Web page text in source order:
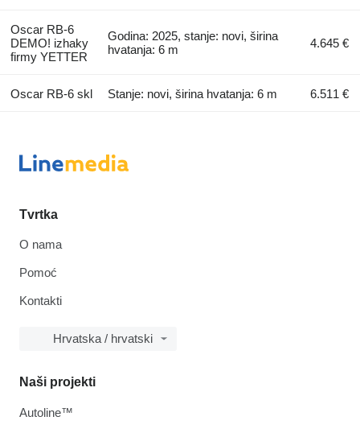
Oscar RB-6
DEMO! izhaky
firmy YETTER
Godina: 2025, stanje: novi, širina
hvatanja: 6 m
4.645 €
Oscar RB-6 skl Stanje: novi, širina hvatanja: 6 m 6.511 €
Tvrtka
O nama
Pomoć
Kontakti
Hrvatska / hrvatski
Naši projekti
Autoline™